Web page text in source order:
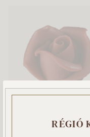
Marcipán virágRÉGIÓ
Ez a weboldal
szabásához, a